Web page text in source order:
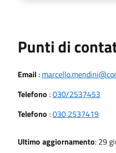
Punti di
Email :
Telefono :030/2537453
Telefono :030 2537419
Ultimo aggiornamento: 29